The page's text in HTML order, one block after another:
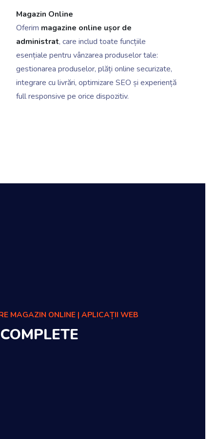
Magazin Online
Oferim magazine online ușor de
administrat, care includ toate funcțiile
esențiale pentru vânzarea produselor tale:
gestionarea produselor, plăți online securizate,
integrare cu livrări, optimizare SEO și experiență
full responsive pe orice dispozitiv.
MAGAZIN ONLINE | APLICAȚII WEB